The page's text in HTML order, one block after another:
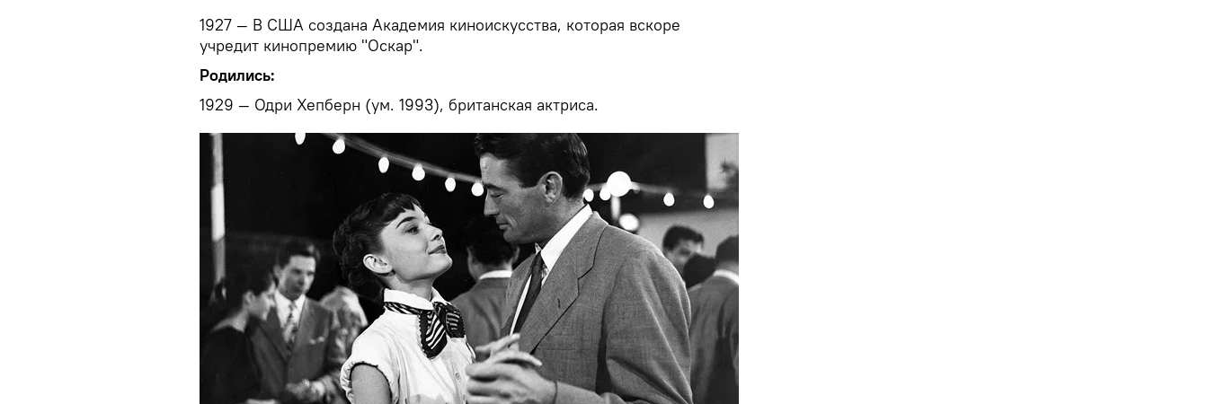
1927 — В США создана Академия киноискусства, которая вскоре
учредит кинопремию "Оскар".
Родились:
1929 — Одри Хепберн (ум. 1993), британская актриса.